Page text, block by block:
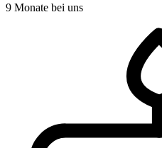
9 Monate bei uns